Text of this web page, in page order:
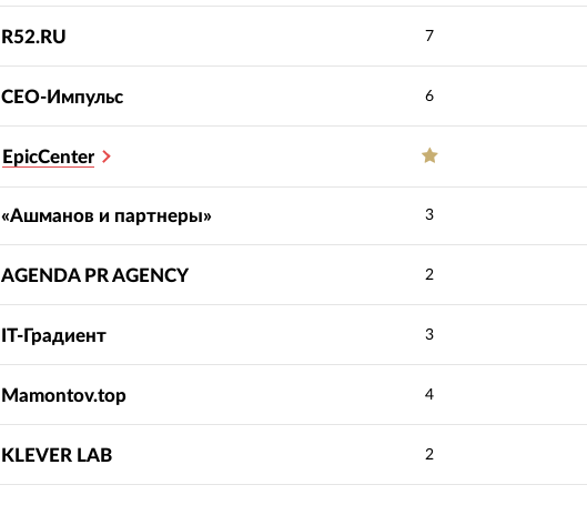
R52.RU 7
СЕО-Импульс 6
EpicCenter
«Ашманов и партнеры» 3
AGENDA PR AGENCY 2
IT-Градиент 3
Mamontov.top 4
KLEVER LAB 2